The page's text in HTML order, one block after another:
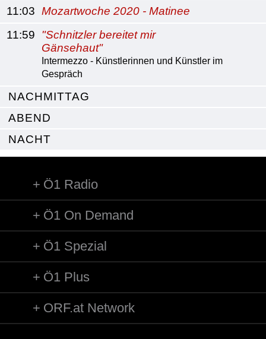
11:03 Mozartwoche 2020 - Matinee
11:59
"Schnitzler bereitet mir
Gänsehaut"
Intermezzo - Künstlerinnen und Künstler im
Gespräch
NACHMITTAG
ABEND
NACHT
Ö1 Radio
Ö1 On Demand
Ö1 Spezial
Ö1 Plus
ORF.at Network